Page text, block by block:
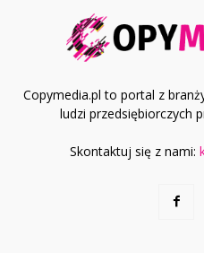
Copymedia.pl to portal z
ludzi przedsiębiorczych
Skontaktuj się z nami: